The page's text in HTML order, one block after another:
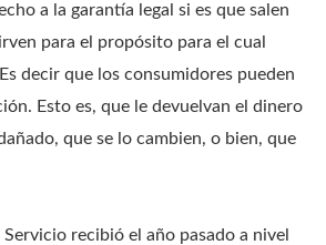
a la garantía legal si es que salen
para el propósito para el cual
decir que los consumidores pueden
Esto es, que le devuelvan el dinero
que se lo cambien, o bien, que
Servicio recibió el año pasado a nivel